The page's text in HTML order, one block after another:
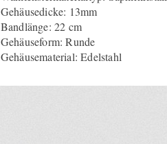
Gehäusedicke: 13mm
Bandlänge: 22 cm
Gehäuseform: Runde
Gehäusematerial: Edelstahl